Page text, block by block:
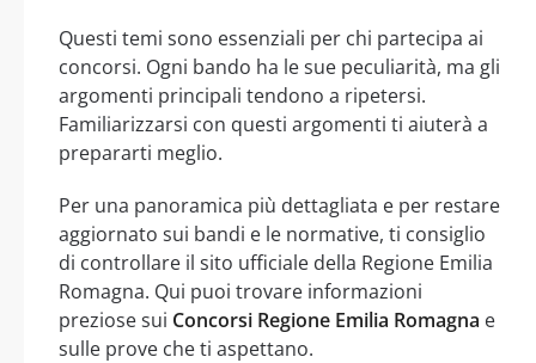
Questi temi sono essenziali per chi partecipa ai
concorsi. Ogni bando ha le sue peculiarità, ma gli
argomenti principali tendono a ripetersi.
Familiarizzarsi con questi argomenti ti aiuterà a
prepararti meglio.
Per una panoramica più dettagliata e per restare
aggiornato sui bandi e le normative, ti consiglio
di controllare il sito ufficiale della Regione Emilia
Romagna. Qui puoi trovare informazioni
preziose sui Concorsi Regione Emilia Romagna e
sulle prove che ti aspettano.